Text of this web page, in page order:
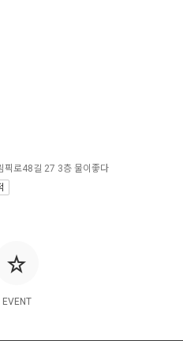
EVENT
픽로48길 27 3층 물이좋다